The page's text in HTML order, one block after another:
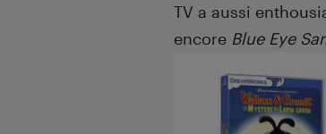
TV a aussi
encore Blue Eye